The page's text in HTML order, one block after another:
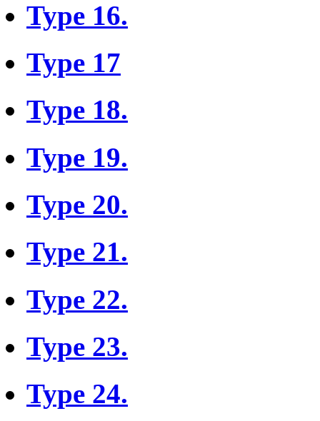
Type 16.
Type 17
Type 18.
Type 19.
Type 20.
Type 21.
Type 22.
Type 23.
Type 24.